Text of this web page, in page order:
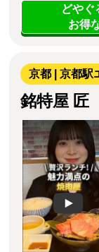
どやぐ
お得
京都 | 京都駅
銘特屋 匠
Play